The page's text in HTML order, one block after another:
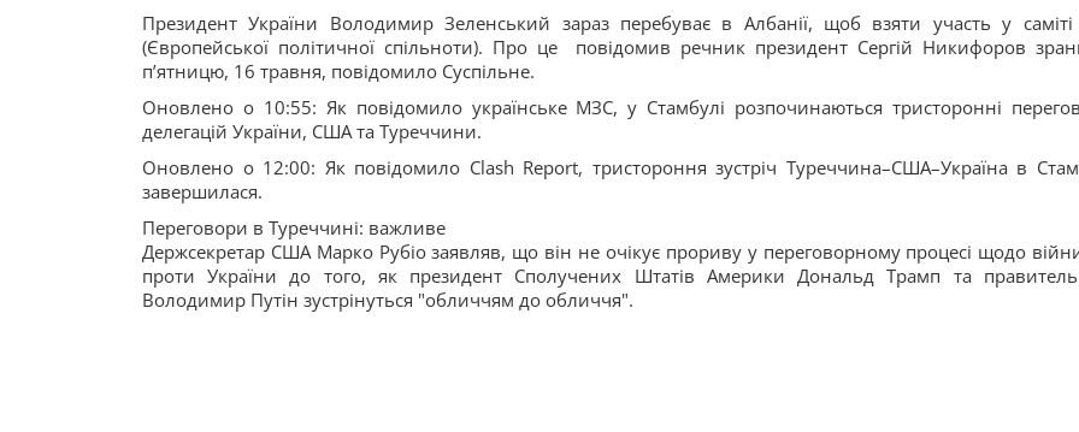
Президент України Володимир Зеленський зараз перебуває в Албанії, щоб взяти участь у саміті
(Європейської політичної спільноти). Про це повідомив речник президент Сергій Никифоров
п’ятницю, 16 травня, повідомило Суспільне.
Оновлено о 10:55: Як повідомило українське МЗС, у Стамбулі розпочинаються тристоронні
делегацій України, США та Туреччини.
Оновлено о 12:00: Як повідомило Clash Report, тристороння зустріч Туреччина–США–Україна в
завершилася.
Переговори в Туреччині: важливе
Держсекретар США Марко Рубіо заявляв, що він не очікує прориву у переговорному процесі щодо
проти України до того, як президент Сполучених Штатів Америки Дональд Трамп та
Володимир Путін зустрінуться "обличчям до обличчя".